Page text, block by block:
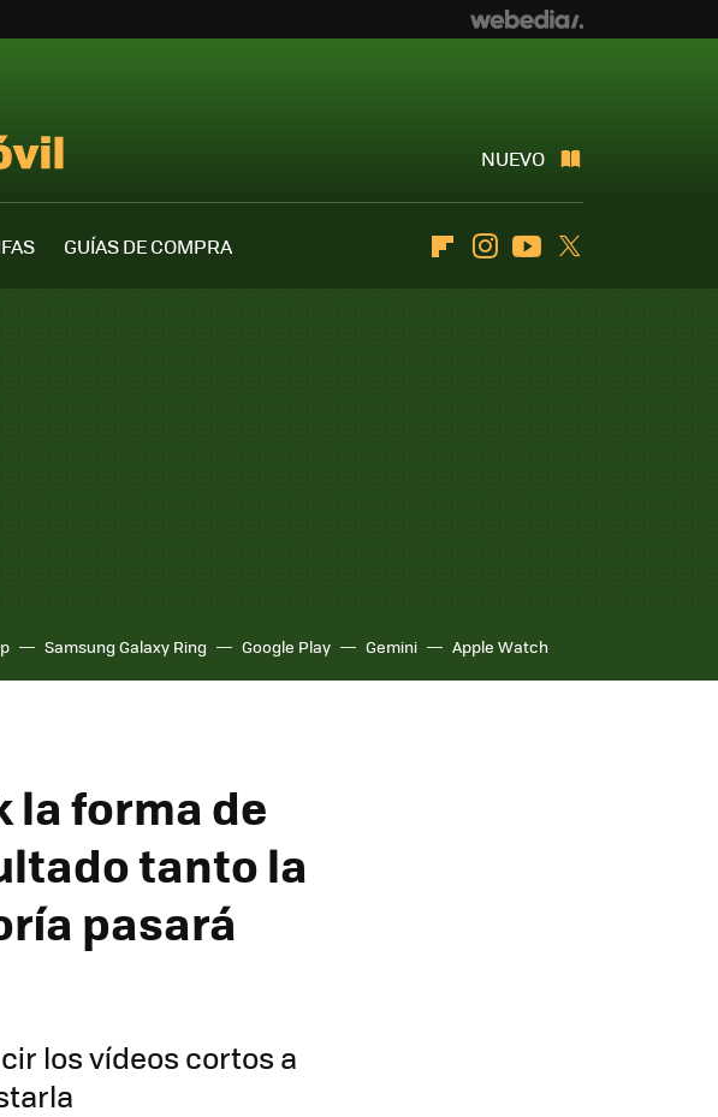
NUEVO
GUÍAS DE COMPRA
FlipboardInstagramYoutube
Samsung Galaxy Ring Google Play Gemini Apple Watch
la forma de
tanto la
pasará
los vídeos cortos a